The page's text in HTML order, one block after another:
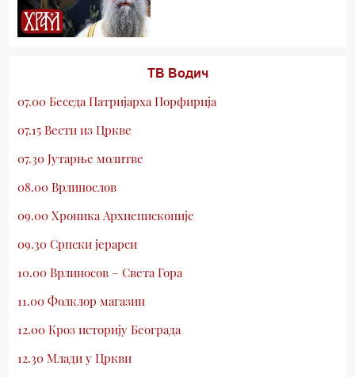
ТВ Водич
07.00 Беседа Патријарха Порфирија
07.15 Вести из Цркве
07.30 Јутарње молитве
08.00 Врлинослов
09.00 Хроника Архиепископије
09.30 Српски јерарси
10.00 Врлиносов – Света Гора
11.00 Фолклор магазин
12.00 Кроз историју Београда
12.30 Млади у Цркви